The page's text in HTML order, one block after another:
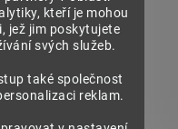
kteří je mohou
jež jim poskytujete
svých služeb.
také společnost
reklam.